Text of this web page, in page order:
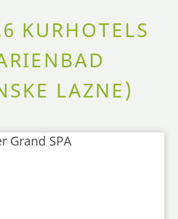
KURHOTELS
LAZNE)